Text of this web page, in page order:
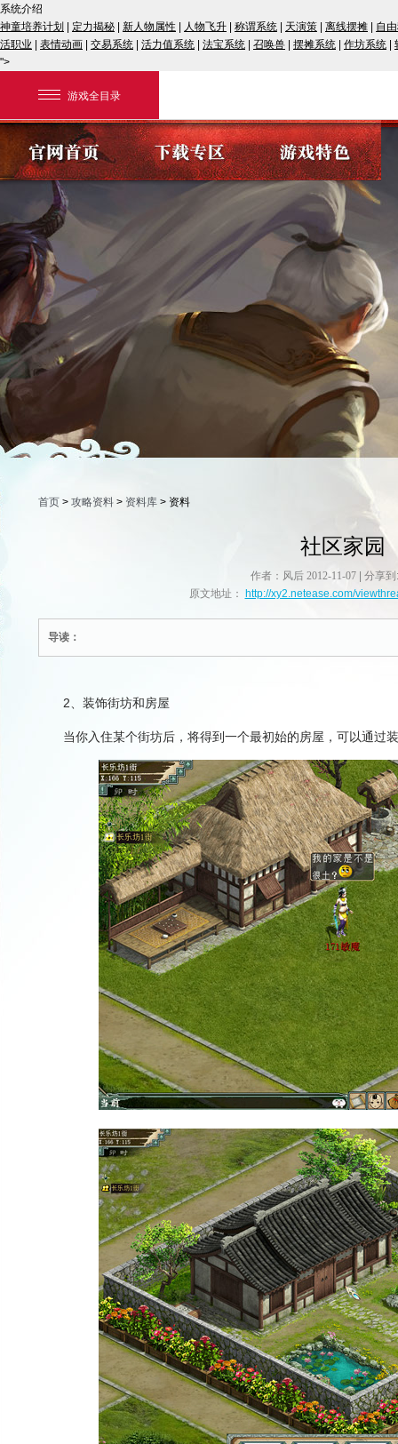
系统介绍
神童培养计划
定力揭秘 新人物属性 人物飞升 称谓系统 天演策 离线摆摊
自
活职业
表情动画 交易系统 活力值系统 法宝系统 召唤兽 摆摊系统 作坊系统
">
游戏全目录
网易游戏
游戏爱好者
我的足迹：
首页 > 攻略资料 > 资料库 > 资料
社区家园
作者：风后 2012-11-07| 分享到:
原文地址：
http://xy2.netease.com/
导读：
2、装饰街坊和房屋
当你入住某个街坊后，将得到一个最初始的房屋，可以通过